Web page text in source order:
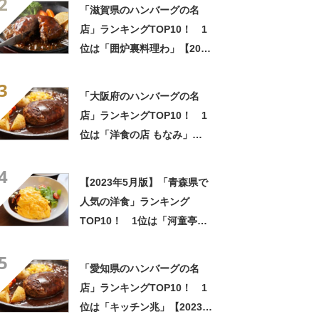
「滋賀県のハンバーグの名
店」ランキングTOP10！ 1
位は「囲炉裏料理わ」【2023
「大阪府のハンバーグの名
店」ランキングTOP10！ 1
位は「洋食の店 もなみ」
【2023年5月版】「青森県で
人気の洋食」ランキング
TOP10！ 1位は「河童亭
「愛知県のハンバーグの名
店」ランキングTOP10！ 1
位は「キッチン兆」【2023年